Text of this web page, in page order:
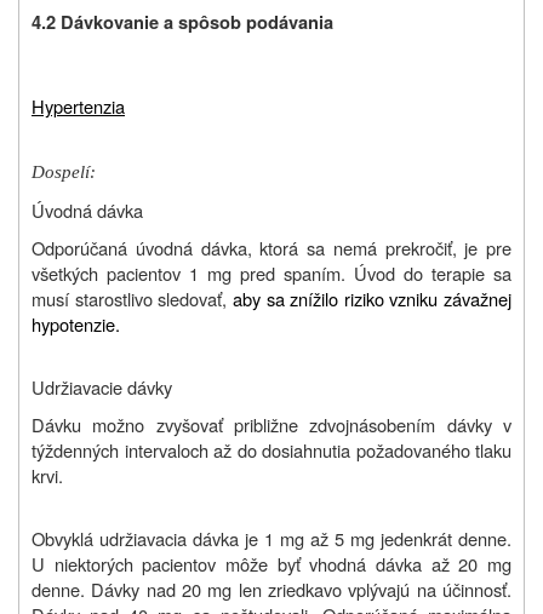
4.2 Dávkovanie a spôsob podávania
Hypertenzia
Dospelí:
Úvodná dávka
Odporúčaná úvodná dávka, ktorá sa nemá prekročiť, je pre
všetkých pacientov 1 mg pred spaním. Úvod do terapie sa
musí starostlivo sledovať, aby sa znížilo riziko vzniku závažnej
hypotenzie.
Udržiavacie dávky
Dávku možno zvyšovať približne zdvojnásobením dávky v
týždenných intervaloch až do dosiahnutia požadovaného tlaku
krvi.
Obvyklá udržiavacia dávka je 1 mg až 5 mg jedenkrát denne.
U niektorých pacientov môže byť vhodná dávka až 20 mg
denne. Dávky nad 20 mg len zriedkavo vplývajú na účinnosť.